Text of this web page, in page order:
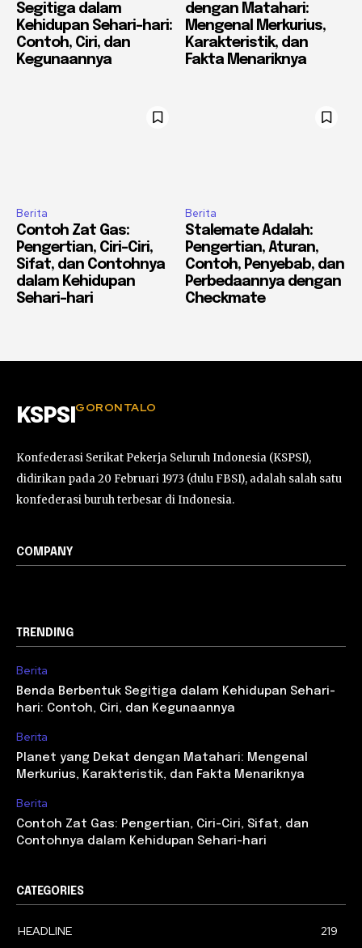
Segitiga dalam
Kehidupan Sehari-hari:
Contoh, Ciri, dan
Kegunaannya
dengan Matahari:
Mengenal Merkurius,
Karakteristik, dan
Fakta Menariknya
Berita
Contoh Zat Gas:
Pengertian, Ciri-Ciri,
Sifat, dan Contohnya
dalam Kehidupan
Sehari-hari
Berita
Stalemate Adalah:
Pengertian, Aturan,
Contoh, Penyebab, dan
Perbedaannya dengan
Checkmate
KSPSI GORONTALO
Konfederasi Serikat Pekerja Seluruh Indonesia (KSPSI),
didirikan pada 20 Februari 1973 (dulu FBSI), adalah salah satu
konfederasi buruh terbesar di Indonesia.
COMPANY
TRENDING
Berita
Benda Berbentuk Segitiga dalam Kehidupan Sehari-
hari: Contoh, Ciri, dan Kegunaannya
Berita
Planet yang Dekat dengan Matahari: Mengenal
Merkurius, Karakteristik, dan Fakta Menariknya
Berita
Contoh Zat Gas: Pengertian, Ciri-Ciri, Sifat, dan
Contohnya dalam Kehidupan Sehari-hari
CATEGORIES
HEADLINE 219